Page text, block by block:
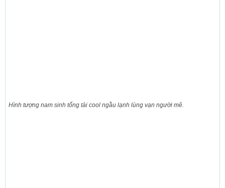
Hình tượng nam sinh tổng tài cool ngầu lạnh lùng vạn người mê.